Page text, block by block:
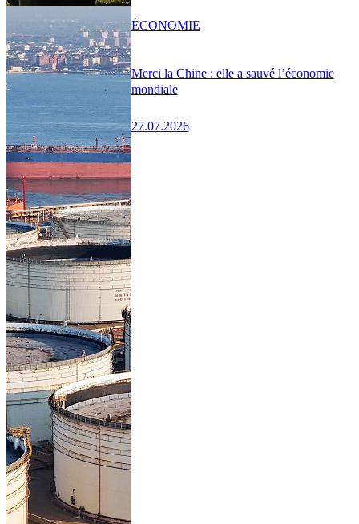
Merci la Chine : elle a sauvé l’économie
mondiale
27.07.2026
ÉCONOMIE